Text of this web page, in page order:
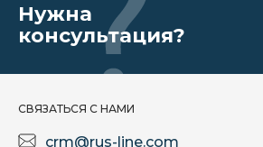
Нужна
консультация?
СВЯЗАТЬСЯ С НАМИ
crm@rus-line.com